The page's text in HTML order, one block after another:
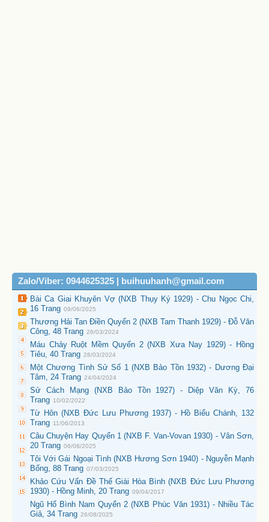
Zalo/Viber: 0944625325 | buihuuhanh@gmail.com
Bài Ca Giai Khuyên Vợ (NXB Thụy Ký 1929) - Chu Ngọc Chi,
16 Trang 09/06/2025
Thương Hải Tan Điền Quyển 2 (NXB Tam Thanh 1929) - Đỗ Văn
Công, 48 Trang 26/03/2024
Máu Chảy Ruột Mềm Quyển 2 (NXB Xưa Nay 1929) - Hồng
Tiêu, 40 Trang 28/03/2024
Một Chương Tình Sử Số 1 (NXB Bảo Tồn 1932) - Dương Đại
Tâm, 24 Trang 24/04/2024
Sử Cách Mạng (NXB Bảo Tồn 1927) - Diệp Văn Kỳ, 76
Trang 10/02/2022
Từ Hôn (NXB Đức Lưu Phương 1937) - Hồ Biểu Chánh, 132
Trang 11/06/2013
Câu Chuyện Hay Quyển 1 (NXB F. Van-Vovan 1930) - Vân Sơn,
20 Trang 06/08/2025
Tôi Với Gái Ngoại Tình (NXB Hương Sơn 1940) - Nguyễn Mạnh
Bổng, 88 Trang 07/03/2025
Khảo Cứu Vấn Đề Thế Giái Hòa Bình (NXB Đức Lưu Phương
1930) - Hồng Minh, 20 Trang 09/04/2017
Ngũ Hổ Bình Nam Quyển 2 (NXB Phúc Văn 1931) - Nhiều Tác
Giả, 34 Trang 26/08/2025